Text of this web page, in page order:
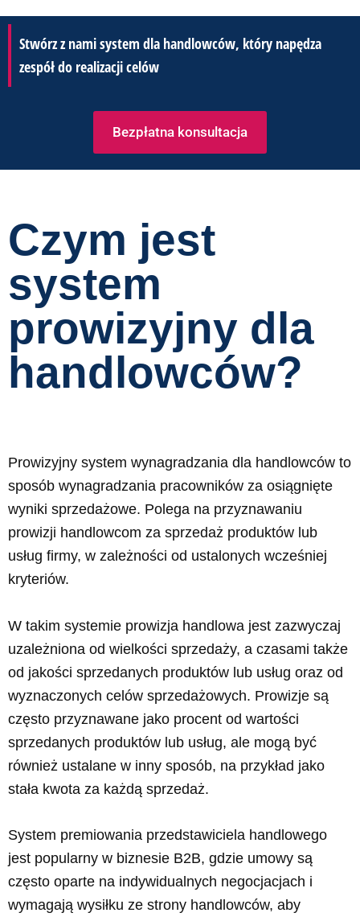
Stwórz z nami system dla handlowców, który napędza
zespół do realizacji celów
Bezpłatna konsultacja
Czym jest
system
prowizyjny dla
handlowców?
Prowizyjny system wynagradzania dla handlowców to
sposób wynagradzania pracowników za osiągnięte
wyniki sprzedażowe. Polega na przyznawaniu
prowizji handlowcom za sprzedaż produktów lub
usług firmy, w zależności od ustalonych wcześniej
kryteriów.
W takim systemie prowizja handlowa jest zazwyczaj
uzależniona od wielkości sprzedaży, a czasami także
od jakości sprzedanych produktów lub usług oraz od
wyznaczonych celów sprzedażowych. Prowizje są
często przyznawane jako procent od wartości
sprzedanych produktów lub usług, ale mogą być
również ustalane w inny sposób, na przykład jako
stała kwota za każdą sprzedaż.
System premiowania przedstawiciela handlowego
jest popularny w biznesie B2B, gdzie umowy są
często oparte na indywidualnych negocjacjach i
wymagają wysiłku ze strony handlowców, aby